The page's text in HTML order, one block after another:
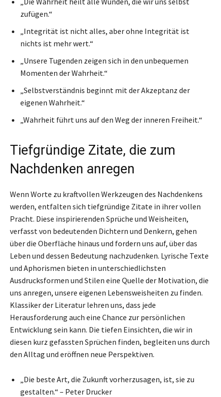
zufügen.“
„Integrität ist nicht alles, aber ohne Integrität ist
nichts ist mehr wert.“
„Unsere Tugenden zeigen sich in den unbequemen
Momenten der Wahrheit.“
„Selbstverständnis beginnt mit der Akzeptanz der
eigenen Wahrheit.“
„Wahrheit führt uns auf den Weg der inneren Freiheit.“
Tiefgründige Zitate, die zum
Nachdenken anregen
Wenn Worte zu kraftvollen Werkzeugen des Nachdenkens
werden, entfalten sich tiefgründige Zitate in ihrer vollen
Pracht. Diese inspirierenden Sprüche und Weisheiten,
verfasst von bedeutenden Dichtern und Denkern, gehen
über die Oberfläche hinaus und fordern uns auf, über das
Leben und dessen Bedeutung nachzudenken. Lyrische Texte
und Aphorismen bieten in unterschiedlichsten
Ausdrucksformen und Stilen eine Quelle der Motivation, die
uns anregen, unsere eigenen Lebensweisheiten zu finden.
Klassiker der Literatur lehren uns, dass jede
Herausforderung auch eine Chance zur persönlichen
Entwicklung sein kann. Die tiefen Einsichten, die wir in
diesen kurz gefassten Sprüchen finden, begleiten uns durch
den Alltag und eröffnen neue Perspektiven.
„Die beste Art, die Zukunft vorherzusagen, ist, sie zu
gestalten.“ – Peter Drucker